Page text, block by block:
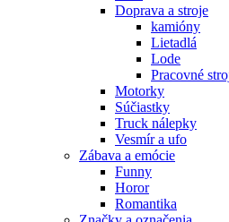
Doprava a stroje
kamióny
Lietadlá
Lode
Pracovné
Motorky
Súčiastky
Truck nálepky
Vesmír a ufo
Zábava a emócie
Funny
Horor
Romantika